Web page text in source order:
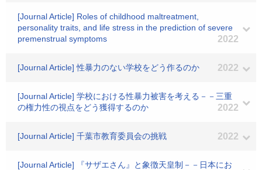
[Journal Article] Roles of childhood maltreatment,
personality traits, and life stress in the prediction of severe
premenstrual symptoms
2022
[Journal Article] 性暴力のない学校をどう作るのか 2022
[Journal Article] 学校における性暴力被害を考える－－三重
の権力性の視点をどう獲得するのか
2022
[Journal Article] 千葉市教育委員会の挑戦 2022
[Journal Article] 『サザエさん』と象徴天皇制－－日本にお